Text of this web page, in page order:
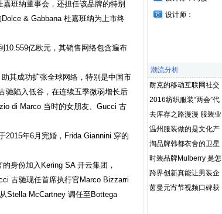
嘉班纳董事会，还担任该品牌的特别
& Gabbana 杜嘉班纳为上市终
亿欧元，其销售网络包含遍布
其成功扩张全球网络，特别是中国市
驰陷入低谷，在连续五季微弱增长后
di Marco 当时的女朋友、Gucci 古
年6月完婚，Frida Giannini 穿的
身份加入Kering SA 开云集团，
古驰现任首席执行官Marco Bizzarri
Stella McCartney 调任至Bottega
设计师：
潮流分析
耐克的移动互联网社交
战，是反周期生存？
2016纺织服装“两会”代
表“回娘家”
去库存之路漫漫 服装业
亟待加强供给侧结构性
改革
温州服装做的是文化产
业的事儿 客户做成圈子
淘品牌韩都衣舍的卫星
CEO模式其实来源于日
本
时装品牌Mulberry 是怎
样“起死回生”的？
跨界创新真能让男装企
业“雄”起来？
茵曼元宵节视频口碑获